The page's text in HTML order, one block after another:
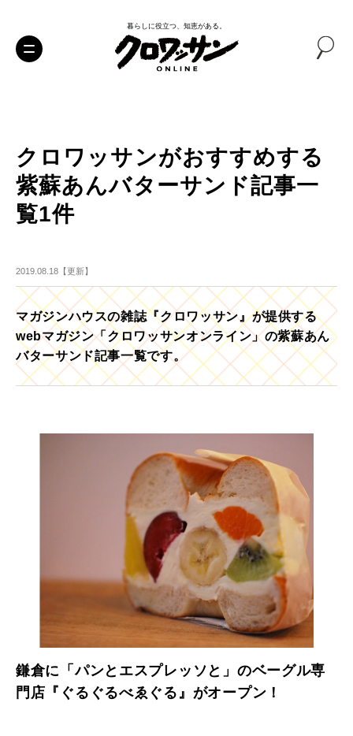
暮らしに役立つ、知恵がある。
クロワッサンがおすすめする
紫蘇あんバターサンド記事一
覧1件
2019.08.18【更新】
マガジンハウスの雑誌『クロワッサン』が提供する
webマガジン「クロワッサンオンライン」の紫蘇あん
バターサンド記事一覧です。
鎌倉に「パンとエスプレッソと」のベーグル専
門店『ぐるぐるべゑぐる』がオープン！